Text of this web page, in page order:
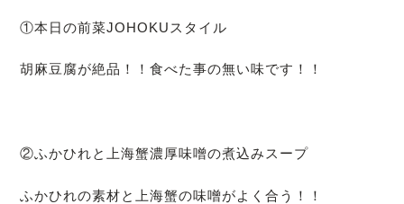
①本日の前菜JOHOKUスタイル
胡麻豆腐が絶品！！食べた事の無い味です！！
②ふかひれと上海蟹濃厚味噌の煮込みスープ
ふかひれの素材と上海蟹の味噌がよく合う！！